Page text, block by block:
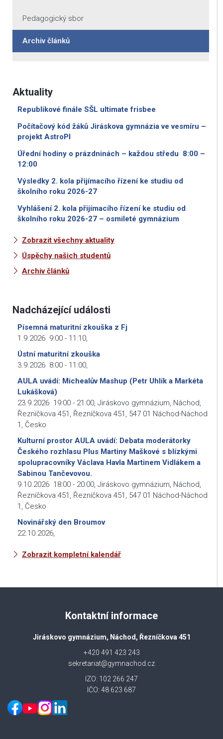
Pedagogický sbor
Archiv článků
Aktuality
Republikové finále SŠL ultimate frisbee
Počítačový kód žáků Jiráskova gymnázia ve vesmíru –
projekt AstroPI
Úřední hodiny o prázdninách – každou středu 8:00 –
12:00
Výsledky 2. kola přijímacího řízení ke studiu od
školního roku 2026-27
Vyhlášení 2. kola přijímacího řízení ke studiu od
školního roku 2026-27 – osmileté gymnázium
Zobrazit všechny aktuality
Úspěchy našich studentů
Archiv článků
Nadcházející události
Písemná maturitní zkouška z Fj
1.9.2026 9:00 - 11:10
Ústní maturitní zkouška
3.9.2026 8:00 - 11:00
AULA uvádí: Michealův Mashup (Petr Uhlík a Markéta
Lukášková)
23.9.2026 19:00 - 21:00 Jiráskovo gymnázium, Náchod,
Řezníčkova 451, Řezníčkova 451, 547 01 Náchod-Náchod
1, Česko
Kulturní prostor AULA uvádí: Debata moderátorky
Českého rozhlasu Plus Martiny Maškové s blízkými
spolupracovníky Václava Havla Martinem Vidlákem a
Sabinou Tančevovou.
9.10.2026 18:00 - 20:00 Jiráskovo gymnázium, Náchod,
Řezníčkova 451, Řezníčkova 451, 547 01 Náchod-Náchod
1, Česko
Novinářský den Broumov
22.10.2026
Zobrazit kompletní kalendář
Kontaktní informace
Jiráskovo gymnázium, Náchod, Řezníčkova 451
+420 491 423 243
sekretariat@gymnachod.cz
IZO: 102 266 247
IČO: 48 623 687